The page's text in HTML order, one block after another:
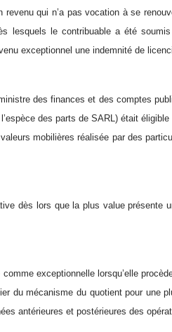
revenu qui n’a pas vocation à se
lesquels le contribuable a été
exceptionnel une indemnité de
des finances et des comptes
des parts de SARL) était
mobilières réalisée par des
dès lors que la plus value présente
exceptionnelle lorsqu’elle
du mécanisme du quotient pour une
antérieures et postérieures des